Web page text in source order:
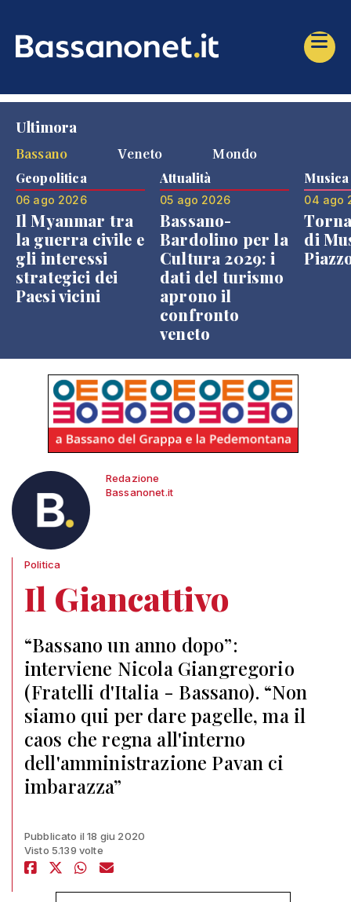
Ultimora
Bassano
Veneto Mondo
Geopolitica
06 ago 2026
Il Myanmar tra
la guerra civile e
gli interessi
strategici dei
Paesi vicini
Attualità
05 ago 2026
Bassano-
Bardolino per la
Cultura 2029: i
dati del turismo
aprono il
confronto
veneto
Musica
04 ago
di
Redazione
Bassanonet.it
Politica
Il Giancattivo
“Bassano un anno dopo”:
interviene Nicola Giangregorio
(Fratelli d'Italia - Bassano). “Non
siamo qui per dare pagelle, ma il
caos che regna all'interno
dell'amministrazione Pavan ci
imbarazza”
Pubblicato il 18 giu 2020
Visto 5.139 volte